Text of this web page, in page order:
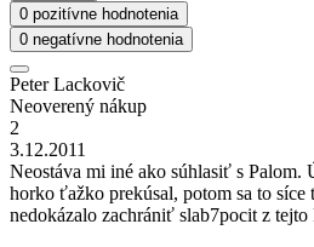
0 pozitívne hodnotenia
0 negatívne hodnotenia
Peter Lackovič
Neoverený nákup
2
3.12.2011
Neostáva mi iné ako súhlasiť s Palom.
horko ťažko prekúsal, potom sa to síce
nedokázalo zachrániť slab7pocit z tejto